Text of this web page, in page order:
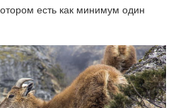
есть как минимум один